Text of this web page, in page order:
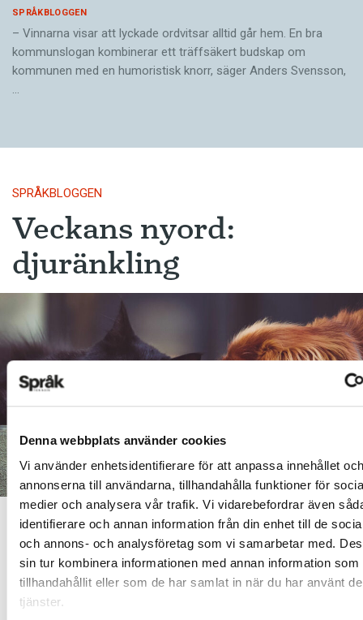
Denna webbplats använder cookies
Vi använder enhetsidentifierare för att anpassa innehållet och
annonserna till användarna, tillhandahålla funktioner för
medier och analysera vår trafik. Vi vidarebefordrar även
identifierare och annan information från din enhet till de
och annons- och analysföretag som vi samarbetar med.
sin tur kombinera informationen med annan information som
tillhandahållit eller som de har samlat in när du har använt
tjänster.
SPRÅKBLOGGEN
– Vinnarna visar att lyckade ordvitsar alltid går hem. En bra
kommunslogan kombinerar ett träffsäkert budskap om
kommunen med en humoristisk knorr, säger Anders Svensson,
SPRÅKBLOGGEN
Veckans nyord:
djuränkling
TEXT:ANDERS SVENSSON
PUBLICERAD 2021-04-12
Djuränklingar